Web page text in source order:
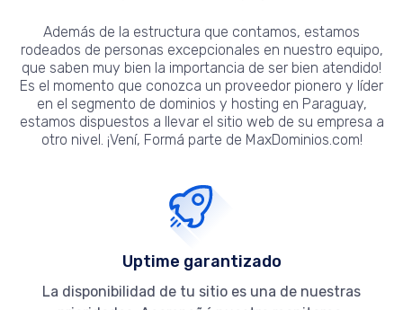
Además de la estructura que contamos, estamos
rodeados de personas excepcionales en nuestro equipo,
que saben muy bien la importancia de ser bien atendido!
Es el momento que conozca un proveedor pionero y líder
en el segmento de dominios y hosting en Paraguay,
estamos dispuestos a llevar el sitio web de su empresa a
otro nivel. ¡Vení, Formá parte de MaxDominios.com!
Uptime garantizado
La disponibilidad de tu sitio es una de nuestras